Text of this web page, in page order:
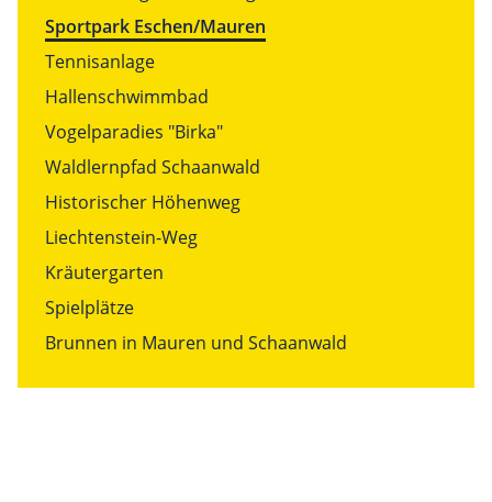
Sportpark Eschen/Mauren
Tennisanlage
Hallenschwimmbad
Vogelparadies "Birka"
Waldlernpfad Schaanwald
Historischer Höhenweg
Liechtenstein-Weg
Kräutergarten
Spielplätze
Brunnen in Mauren und Schaanwald